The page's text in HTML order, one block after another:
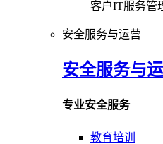
客户IT服务管
安全服务与运营
安全服务与
专业安全服务
教育培训